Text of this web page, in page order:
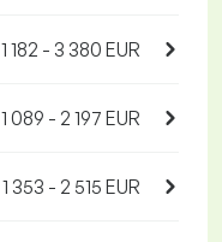
1 182 - 3 380 EUR
1 089 - 2 197 EUR
1 353 - 2 515 EUR